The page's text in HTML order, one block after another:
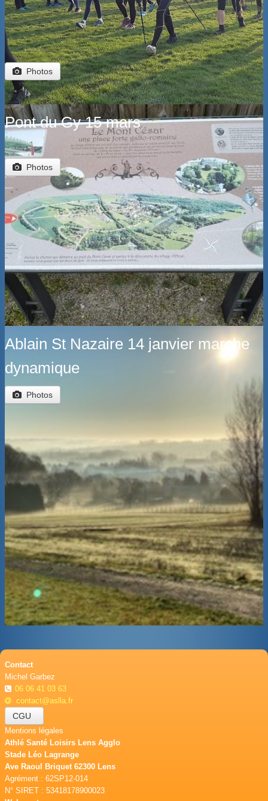
Photos
Pont du Gy 15 mars
Photos
Ablain St Nazaire 14 janvier marche
dynamique
Photos
Contact
Michel Garbez
06 06 41 03 63
contact@aslla.fr
CGU
Mentions légales
Athlé Santé Loisirs Lens Agglo
Stade Léo Lagrange
Ave Raoul Briquet 62300 Lens
Agrément : 62SP12-014
N° SIRET : 53418178900023